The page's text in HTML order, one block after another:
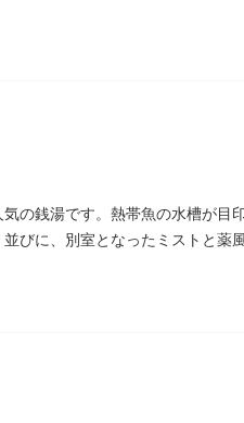
の銭湯です。熱帯魚の水槽が
びに、別室となったミストと